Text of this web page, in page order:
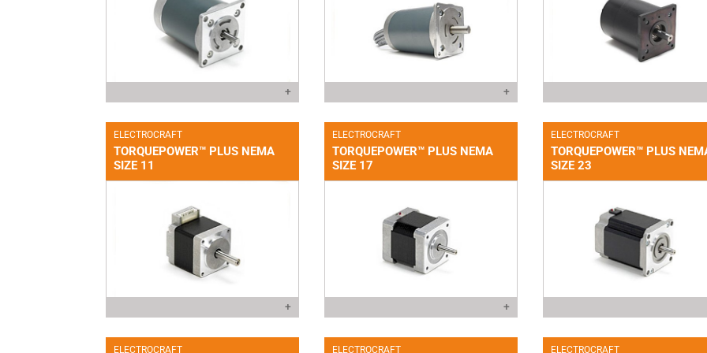
+ +
ELECTROCRAFT
TORQUEPOWER™ PLUS NEMA
SIZE 11
+
ELECTROCRAFT
TORQUEPOWER™ PLUS NEMA
SIZE 17
+
ELECTROCRAFT
TORQUEPOWER™ PLUS
SIZE 23
ELECTROCRAFT ELECTROCRAFT ELECTROCRAFT